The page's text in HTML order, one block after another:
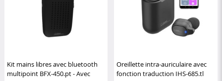
Kit mains libres avec bluetooth
multipoint BFX-450.pt - Avec
Oreillette intra-auriculaire avec
fonction traduction IHS-685.tl